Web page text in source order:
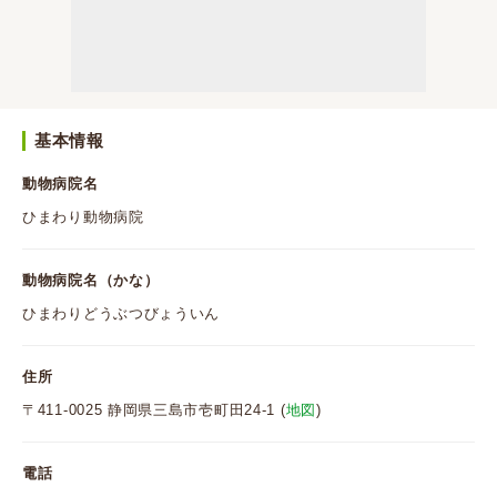
基本情報
動物病院名
ひまわり動物病院
動物病院名（かな）
ひまわりどうぶつびょういん
住所
〒411-0025 静岡県三島市壱町田24-1 (地図 )
電話